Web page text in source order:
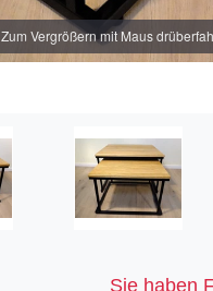
Zum Vergrößern mit Maus
Sie haben